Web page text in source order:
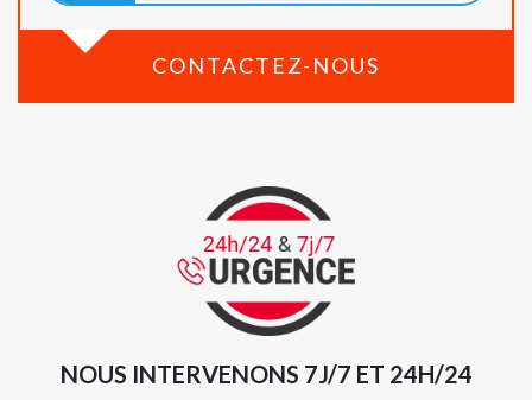
CONTACTEZ-NOUS
NOUS INTERVENONS 7J/7 ET 24H/24